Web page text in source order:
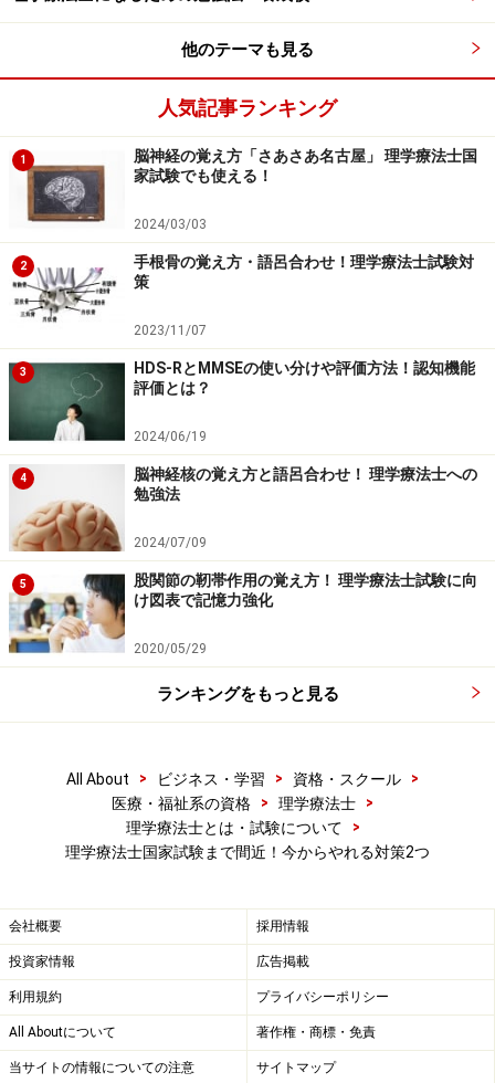
Amazonで見る
体調を整え、脳機能を最大限に発揮する為
ここからは、おおよそ国家試験当日一週間前から意識し
てほしい事です。まず、言うまでもありませんが、体調
管理が重要です。その為、感染予防は必須ですし、思わ
ぬ外傷などのリスクも考えて行動しましょう。
また、生活リズムを一定にすることです。一定とは、国
家試験当日のスケジュールに合わせたタイムスケジュー
ルにするという事になります。わかりやすく挙げると以
下のような形ですね。
試験前日の就寝時間（午後11時）
↓
休憩時間（約1時間から1時間半）
午後の試験（午後13時～の2時間半）
一週間、これにほぼ合わせた生活にするのです。
起床時間は脳の活動が活発になる時間を考え、試験開始
時間である午前9時から9時半を逆算し、午前6時頃が良
いと思います。
また、睡眠時間は7時間は欲しいところなので、起床時
間から逆算し前日の就寝時間は午後11時に設定するとよ
他のテーマも見る
人気記事ランキング
1
脳神経の覚え方「さあさあ名古屋」 理学療法士国
家試験でも使える！
2024/03/03
2
手根骨の覚え方・語呂合わせ！理学療法士試験対
策
2023/11/07
3
HDS-RとMMSEの使い分けや評価方法！認知機能
評価とは？
2024/06/19
4
脳神経核の覚え方と語呂合わせ！ 理学療法士への
勉強法
2024/07/09
5
股関節の靭帯作用の覚え方！ 理学療法士試験に向
け図表で記憶力強化
2020/05/29
ランキングをもっと見る
All About > ビジネス・学習 > 資格・スクール
>
医療・福祉系の資格
> 理学療法士
>
理学療法士とは・試験について
>
理学療法士国家試験まで間近！今からやれる対策2つ
会社概要 採用情報
投資家情報 広告掲載
利用規約 プライバシーポリシー
All Aboutについて 著作権・商標・免責
当サイトの情報についての注意 サイトマップ